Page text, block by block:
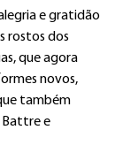
e gratidão
rostos dos
que agora
novos,
também
Battre e